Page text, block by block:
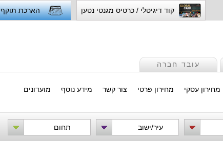
קוד דיגיטלי / כרטיס מגנטי נטען הארכת תוקף
עובד חברה
מחירון עסקי מחירון פרטי צור קשר מידע נוסף מועדונים
עיר/ישוב תחום